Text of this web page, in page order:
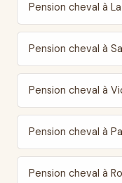
Pension cheval à
Pension cheval à
Pension cheval à
Pension cheval à
Pension cheval à